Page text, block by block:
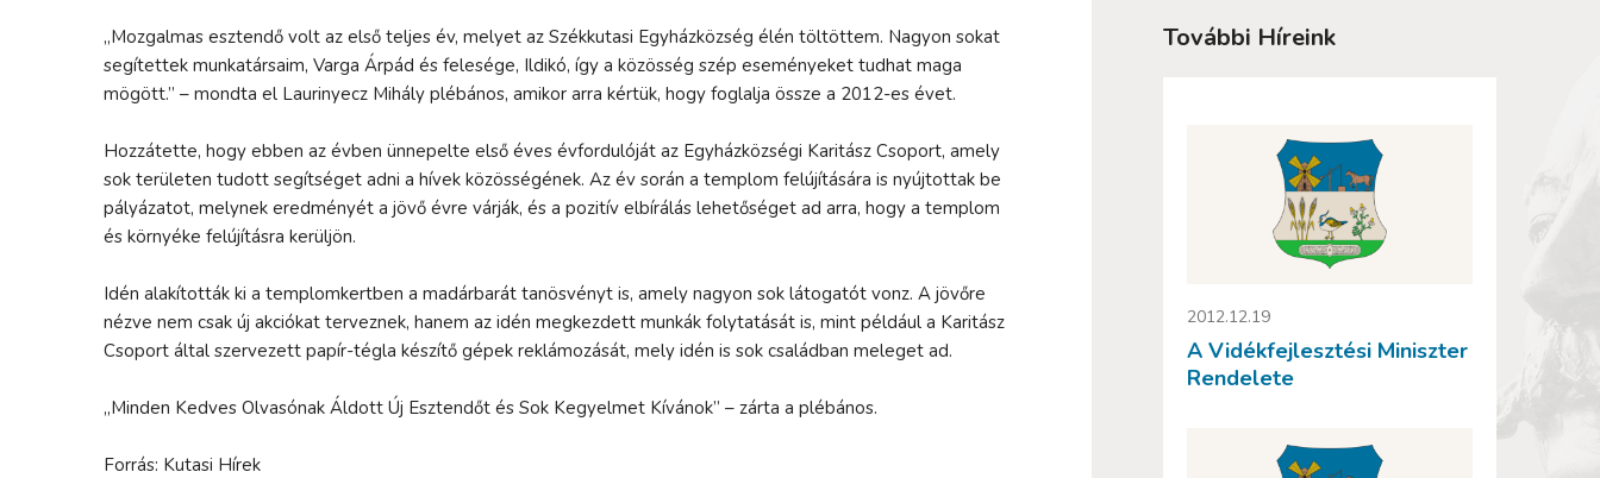
„Mozgalmas esztendő volt az első teljes év, melyet az Székkutasi Egyházközség élén töltöttem. Nagyon sokat
segítettek munkatársaim, Varga Árpád és felesége, Ildikó, így a közösség szép eseményeket tudhat maga
mögött.” – mondta el Laurinyecz Mihály plébános, amikor arra kértük, hogy foglalja össze a 2012-es évet.
Hozzátette, hogy ebben az évben ünnepelte első éves évfordulóját az Egyházközségi Karitász Csoport, amely
sok területen tudott segítséget adni a hívek közösségének. Az év során a templom felújítására is nyújtottak be
pályázatot, melynek eredményét a jövő évre várják, és a pozitív elbírálás lehetőséget ad arra, hogy a templom
és környéke felújításra kerüljön.
Idén alakították ki a templomkertben a madárbarát tanösvényt is, amely nagyon sok látogatót vonz. A jövőre
nézve nem csak új akciókat terveznek, hanem az idén megkezdett munkák folytatását is, mint például a Karitász
Csoport által szervezett papír-tégla készítő gépek reklámozását, mely idén is sok családban meleget ad.
„Minden Kedves Olvasónak Áldott Új Esztendőt és Sok Kegyelmet Kívánok” – zárta a plébános.
Forrás: Kutasi Hírek
További Híreink
2012.12.19
A Vidékfejlesztési Miniszter
Rendelete